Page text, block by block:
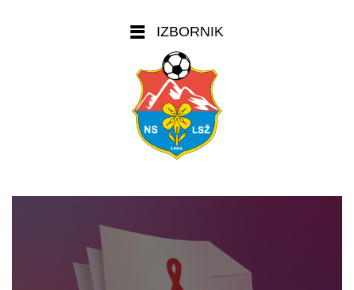
IZBORNIK